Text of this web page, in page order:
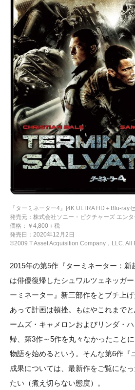
『ターミネーター4』[4K ULTRA HD＋Blu-ray
発売元：株式会社ソニー・ピクチャーズ エンタ
価格：￥4,800＋税
発売日：2020年12月2日
©2009 T Asset Acquisition Company，LLC. All
2015年の第5作『ターミネーター：新
は俳優復帰したシュワルツェネッガ
ーミネーター』新三部作をとブチ上
あって計画は頓挫。もはやこれまで
ームズ・キャメロンおよびリンダ・
帰、第3作～5作を丸々なかったこと
物語を始めるという。そんな第6作『
成果については、最新作をご覧にな
たい（煮え切らない態度）。